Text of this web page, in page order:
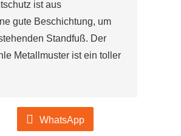
ist aus
gute Beschichtung, um
Standfuß. Der
Metallmuster ist ein toller
WhatsApp